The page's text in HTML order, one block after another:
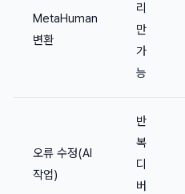
MetaHuman
변환
리
만
가
능
오류 수정(AI
작업)
반
복
디
버